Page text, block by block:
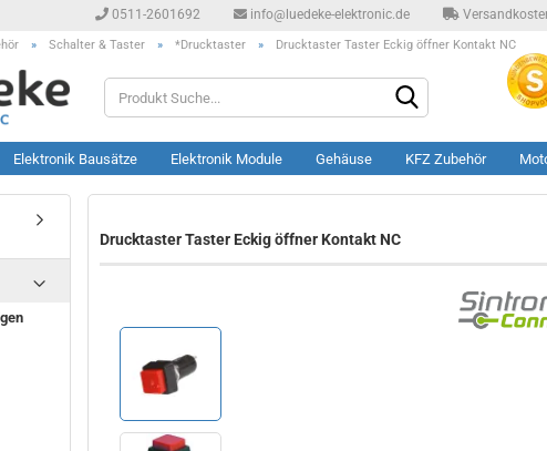
0511-2601692 info@luedeke-elektronic.de
» Schalter & Taster » *Drucktaster » Drucktaster Taster Eckig öffner Kontakt NC
Produkt
Elektronik Bausätze Elektronik Module Gehäuse KFZ Zubehör
Drucktaster Taster Eckig öffner Kontakt NC